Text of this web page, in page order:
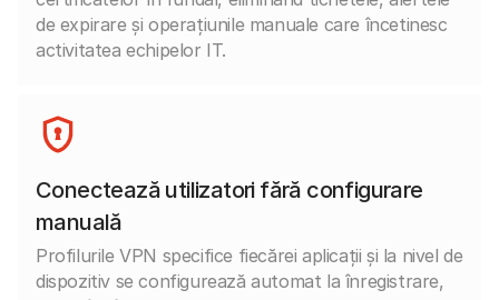
de expirare și operațiunile manuale care încetinesc
activitatea echipelor IT.
Conectează utilizatori fără configurare
manuală
Profilurile VPN specifice fiecărei aplicații și la nivel de
dispozitiv se configurează automat la înregistrare,